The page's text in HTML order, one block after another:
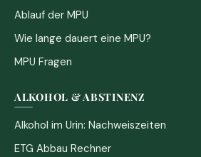
Ablauf der MPU
Wie lange dauert eine MPU?
MPU Fragen
ALKOHOL & ABSTINENZ
Alkohol im Urin: Nachweiszeiten
ETG Abbau Rechner